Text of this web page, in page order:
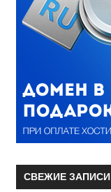
СВЕЖИЕ ЗАПИСИ